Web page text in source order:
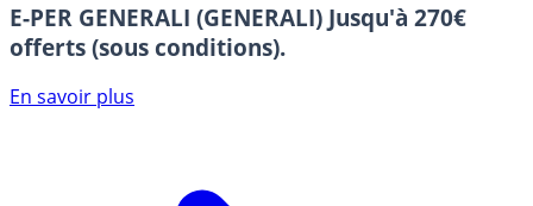
E-PER GENERALI (GENERALI) Jusqu'à 270€
offerts (sous conditions).
En savoir plus